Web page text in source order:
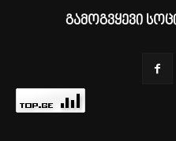
გამოგვყევი